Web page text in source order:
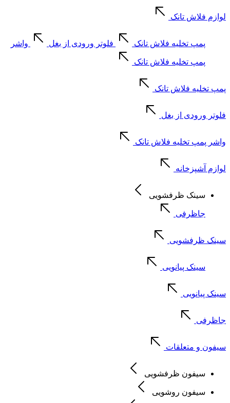
لوازم فلاش تانک
پمپ تخلیه فلاش تانک فلوتر ورودی از بغل واشر
پمپ تخلیه فلاش تانک
پمپ تخلیه فلاش تانک
فلوتر ورودی از بغل
واشر پمپ تخلیه فلاش تانک
لوازم آشپزخانه
سینک ظرفشویی
جاظرفی
سینک ظرفشویی
سینک پیانویی
سینک پیانویی
جاظرفی
سیفون و متعلقات
سیفون ظرفشویی
سیفون روشویی